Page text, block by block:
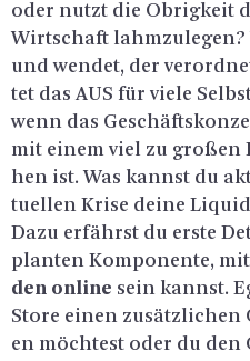
oder nutzt die Ob­rig­keit
Wirt­schaft lahm­zu­le­gen?
und wen­det, der
tet das AUS für viele
wenn das
mit einem viel zu gro­ßen
hen ist. Was kannst du
tu­el­len Krise deine
Dazu er­fährst du erste
plan­ten Kom­po­nen­te,
den on­line sein kannst.
Store einen
en möch­test oder du